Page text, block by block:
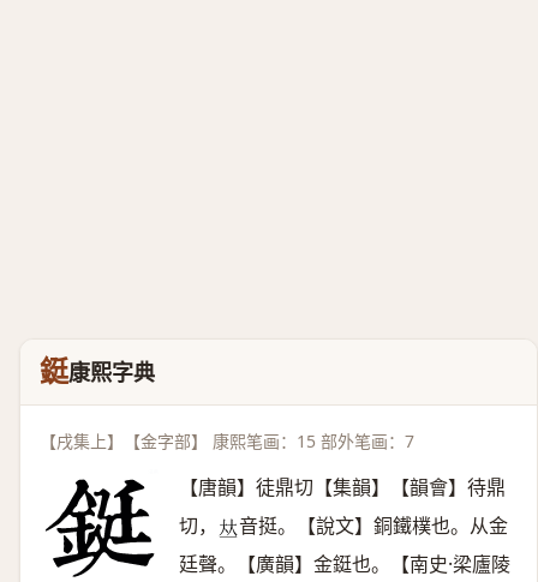
鋌康熙字典
【戌集上】【金字部】 康熙笔画：15 部外笔画：7
【唐韻】徒鼎切【集韻】【韻會】待鼎
切， 𠀤音挺。【說文】銅鐵樸也。从金
廷聲。【廣韻】金鋌也。【南史·梁廬陵